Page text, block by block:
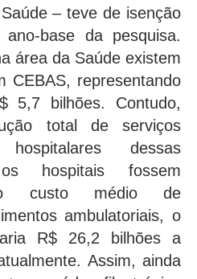
– teve de isenção
base da pesquisa.
área da Saúde existem
CEBAS, representando
5,7 bilhões. Contudo,
total de serviços
dessas
hospitais fossem
custo médio de
ambulatoriais, o
R$ 26,2 bilhões a
Assim, ainda